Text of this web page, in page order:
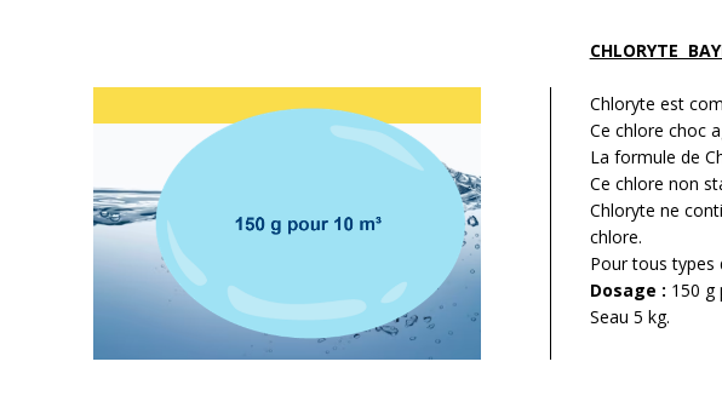
CHLORYTE
Chloryte est
Ce chlore choc
La formule de
Ce chlore non
Chloryte ne
chlore.
Pour tous types
Dosage : 150 g
Seau 5 kg.